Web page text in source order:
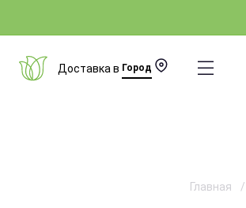
Доставка в Город
Главная